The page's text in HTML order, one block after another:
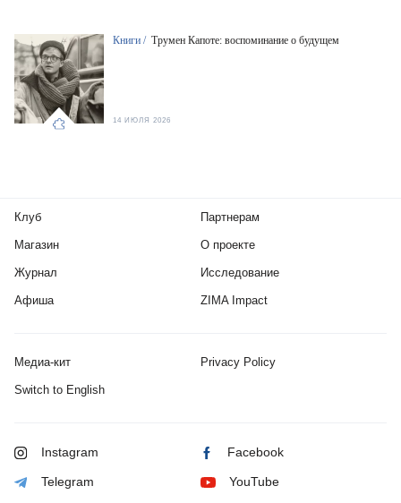
Книги / Трумен Капоте: воспоминание о будущем
14 ИЮЛЯ 2026
Клуб
Магазин
Журнал
Афиша
Партнерам
О проекте
Исследование
ZIMA Impact
Медиа-кит Privacy Policy
Switch to English
Instagram Facebook
Telegram YouTube